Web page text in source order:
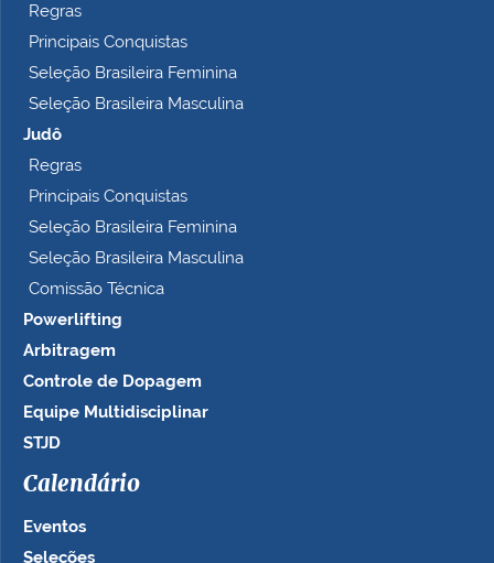
Regras
Principais Conquistas
Seleção Brasileira Feminina
Seleção Brasileira Masculina
Judô
Regras
Principais Conquistas
Seleção Brasileira Feminina
Seleção Brasileira Masculina
Comissão Técnica
Powerlifting
Arbitragem
Controle de Dopagem
Equipe Multidisciplinar
STJD
Calendário
Eventos
Seleções